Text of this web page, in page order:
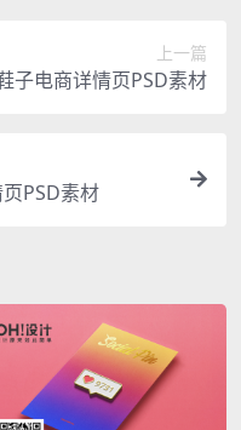
上一篇
子电商详情页PSD素材
PSD素材